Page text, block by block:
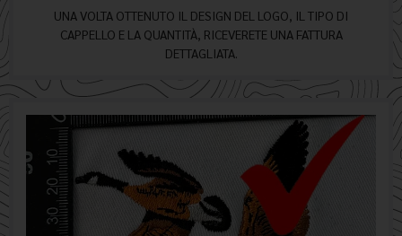
UNA VOLTA OTTENUTO IL DESIGN DEL LOGO, IL TIPO DI
CAPPELLO E LA QUANTITÀ, RICEVERETE UNA FATTURA
DETTAGLIATA.